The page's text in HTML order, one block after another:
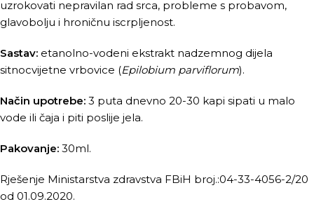
uzrokovati nepravilan rad srca, probleme s probavom,
glavobolju i hroničnu iscrpljenost.
Sastav: etanolno-vodeni ekstrakt nadzemnog dijela
sitnocvijetne vrbovice (Epilobium parviflorum).
Način upotrebe: 3 puta dnevno 20-30 kapi sipati u malo
vode ili čaja i piti poslije jela.
Pakovanje: 30ml.
Rješenje Ministarstva zdravstva FBiH broj.:04-33-4056-2/20
od 01.09.2020.